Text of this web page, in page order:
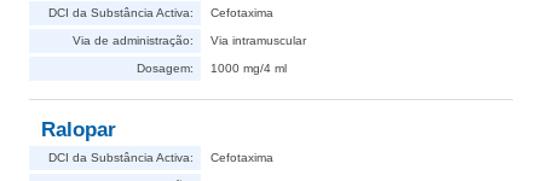
DCI da Substância Activa: Cefotaxima
Via de administração: Via intramuscular
Dosagem: 1000 mg/4 ml
Ralopar
DCI da Substância Activa: Cefotaxima